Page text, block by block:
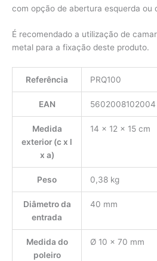
com opção de abertura esquerda ou
É recomendado a utilização de
metal para a fixação deste produto.
Referência PRQ100
EAN 5602008102004
Medida
exterior (c x l
x a)
14 x 12 x 15 cm
Peso 0,38 kg
Diâmetro da
entrada
40 mm
Medida do
poleiro
Ø 10 x 70 mm